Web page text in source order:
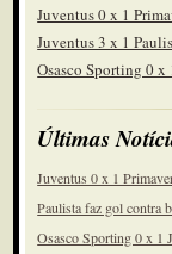
Juventus 0 x 1
Juventus 3 x 1
Osasco Sporting 0 x
Últimas
Juventus 0 x 1
Paulista faz gol contra
Osasco Sporting 0 x 1